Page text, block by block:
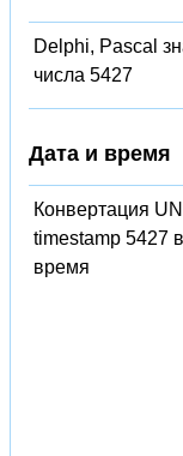
Delphi, Pascal
числа 5427
Дата и время
Конвертация
timestamp 5427
время